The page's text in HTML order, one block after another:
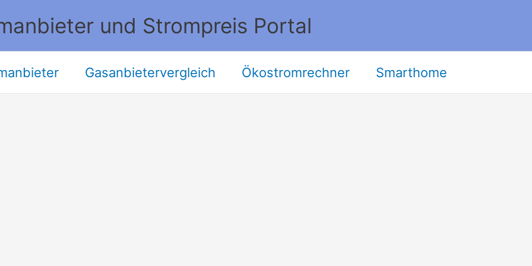
und Strompreis Portal
Gasanbietervergleich Ökostromrechner Smarthome